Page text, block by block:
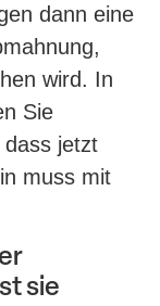
dann eine
wird. In
Sie
dass jetzt
muss mit
sie